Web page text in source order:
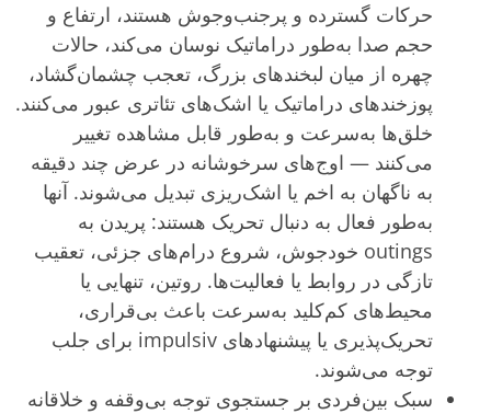
حرکات گسترده و پرجنب‌وجوش هستند، ارتفاع و
حجم صدا به‌طور دراماتیک نوسان می‌کند، حالات
چهره از میان لبخندهای بزرگ، تعجب چشمان‌گشاد،
پوزخندهای دراماتیک یا اشک‌های تئاتری عبور می‌کنند.
خلق‌ها به‌سرعت و به‌طور قابل مشاهده تغییر
می‌کنند — اوج‌های سرخوشانه در عرض چند دقیقه
به ناگهان به اخم یا اشک‌ریزی تبدیل می‌شوند. آنها
به‌طور فعال به دنبال تحریک هستند: پریدن به
outings خودجوش، شروع درام‌های جزئی، تعقیب
تازگی در روابط یا فعالیت‌ها. روتین، تنهایی یا
محیط‌های کم‌کلید به‌سرعت باعث بی‌قراری،
تحریک‌پذیری یا پیشنهادهای impulsiv برای جلب
توجه می‌شوند.
سبک بین‌فردی بر جستجوی توجه بی‌وقفه و خلاقانه